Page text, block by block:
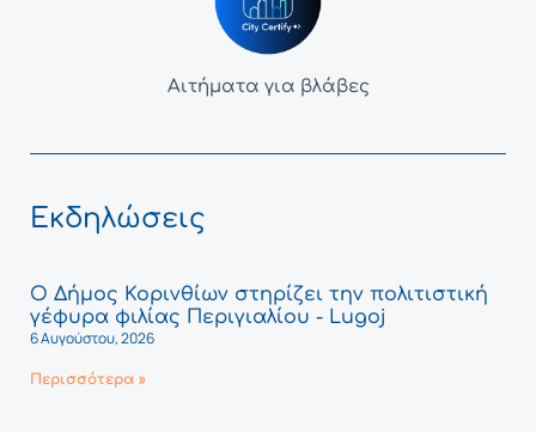
Αιτήματα για βλάβες
Εκδηλώσεις
Ο Δήμος Κορινθίων στηρίζει την πολιτιστική
γέφυρα φιλίας Περιγιαλίου - Lugoj
6 Αυγούστου, 2026
Περισσότερα »